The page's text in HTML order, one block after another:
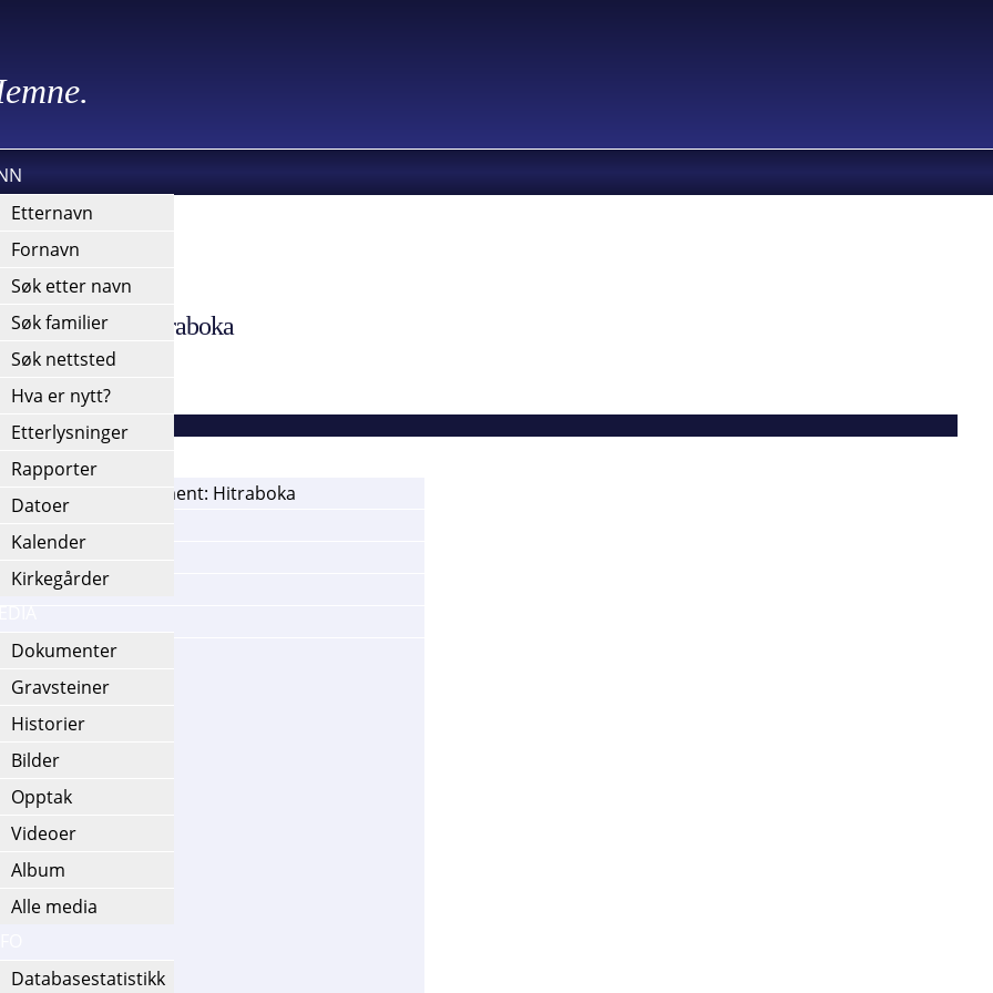
Etternavn
Fornavn
Søk etter navn
Søk familier
Søk nettsted
Hva er nytt?
Etterlysninger
Rapporter
Datoer
Kalender
Kirkegårder
Dokumenter
Gravsteiner
Historier
Bilder
Opptak
Videoer
Album
Alle media
Databasestatistikk
Document: Hitraboka
Sokn, Document: Hitraboka